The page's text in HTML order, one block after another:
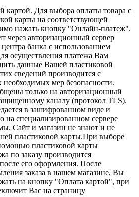
картой. Для выбора оплаты товара с
карты на соответствующей
нажать кнопку "Онлайн-платеж".
через авторизационный сервер
банка с использованием
осуществления платежа Вам
данные Вашей пластиковой
сведений производится с
необходимых мер безопасности.
только на авторизационный
каналу (протокол TLS).
в зашифрованном виде и
на специализированном сервере
Сайт и магазин не знают и не
пластиковой карты.При выборе
пластиковой карты
по заказу производится
его оформления. После
заказа в нашем магазине, Вы
на кнопку "Оплата картой", при
Вас на страницу